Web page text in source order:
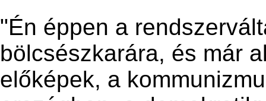
"Én éppen a
bölcsészkarára, és már
előképek, a